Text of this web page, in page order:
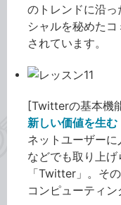
のトレンドに沿
シャルを秘めた
されています。
[Twitterの基本機
新しい価値を生
ネットユーザー
などでも取り上
「Twitter」。そ
コンピューティン